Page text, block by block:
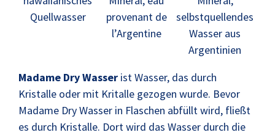
Quellwasser
provenant de
l’Argentine
selbstquellendes
Wasser aus
Argentinien
Madame Dry Wasser ist Wasser, das durch
Kristalle oder mit Kritalle gezogen wurde. Bevor
Madame Dry Wasser in Flaschen abfüllt wird, fließt
es durch Kristalle. Dort wird das Wasser durch die